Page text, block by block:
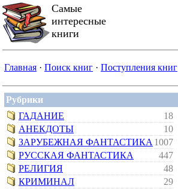
Самые
интересные
книги
Главная · Поиск книг · Поступления книг
Рубрики
ГАДАНИЕ
18
АНЕКДОТЫ
10
ЗАРУБЕЖНАЯ ФАНТАСТИКА 1007
РУССКАЯ ФАНТАСТИКА
447
РЕЛИГИЯ
48
КРИМИНАЛ
29